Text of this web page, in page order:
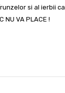
si al ierbii
NU VA PLACE !